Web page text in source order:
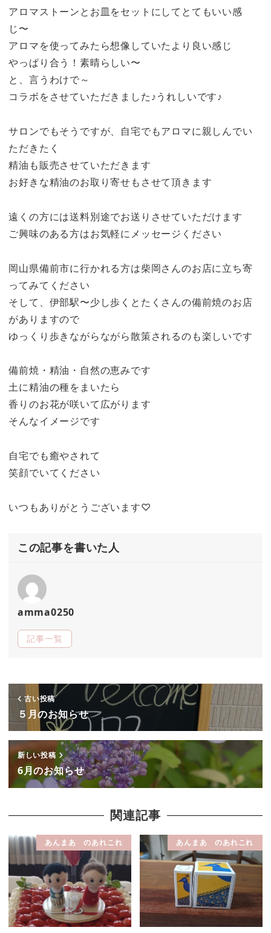
アロマストーンとお皿をセットにしてとてもいい感
じ〜
アロマを使ってみたら想像していたより良い感じ
やっぱり合う！素晴らしい〜
と、言うわけで～
コラボをさせていただきました♪うれしいです♪
サロンでもそうですが、自宅でもアロマに親しんでい
ただきたく
精油も販売させていただきます
お好きな精油のお取り寄せもさせて頂きます
遠くの方には送料別途でお送りさせていただけます
ご興味のある方はお気軽にメッセージください
岡山県備前市に行かれる方は柴岡さんのお店に立ち寄
ってみてください
そして、伊部駅〜少し歩くとたくさんの備前焼のお店
がありますので
ゆっくり歩きながらながら散策されるのも楽しいです
備前焼・精油・自然の恵みです
土に精油の種をまいたら
香りのお花が咲いて広がります
そんなイメージです
自宅でも癒やされて
笑顔でいてください
いつもありがとうございます♡
この記事を書いた人
amma0250
記事一覧
古い投稿
５月のお知らせ
新しい投稿
6月のお知らせ
関連記事
あんまあ のあれこれ あんまあ のあれこれ